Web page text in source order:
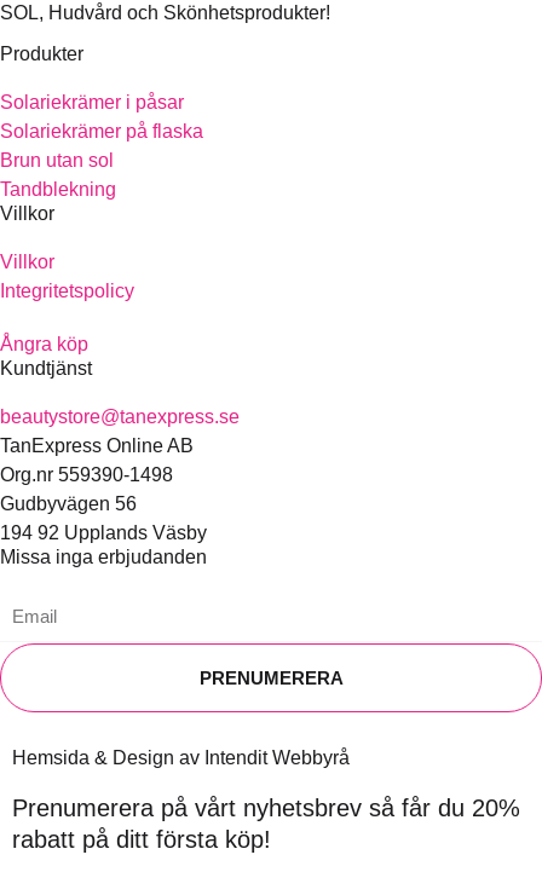
SOL, Hudvård och Skönhetsprodukter!
Produkter
Solariekrämer i påsar
Solariekrämer på flaska
Brun utan sol
Tandblekning
Villkor
Villkor
Integritetspolicy
Ångra köp
Kundtjänst
beautystore@tanexpress.se
TanExpress Online AB
Org.nr 559390-1498
Gudbyvägen 56
194 92 Upplands Väsby
Missa inga erbjudanden
PRENUMERERA
Hemsida & Design av Intendit Webbyrå
Prenumerera på vårt nyhetsbrev så får du 20%
rabatt på ditt första köp!